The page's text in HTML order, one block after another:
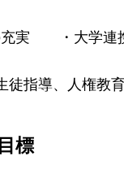
大学連携
指導、人権教
標